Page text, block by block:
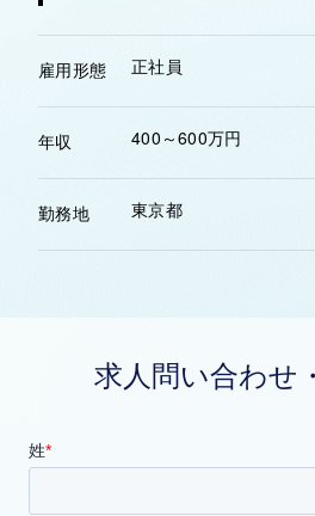
雇用形態 正社員
年収 400～600万円
勤務地 東京都
求人問い合わせ